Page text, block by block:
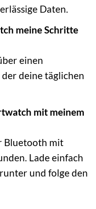
Daten.
meine Schritte
einen
deine täglichen
mit meinem
Bluetooth mit
Lade einfach
und folge den